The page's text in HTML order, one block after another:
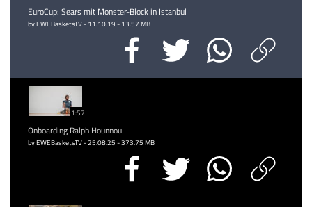
EuroCup: Sears mit Monster-Block in Istanbul
by EWEBasketsTV - 11.10.19 - 13.57 MB
1:57
Onboarding Ralph Hounnou
by EWEBasketsTV - 25.08.25 - 373.75 MB